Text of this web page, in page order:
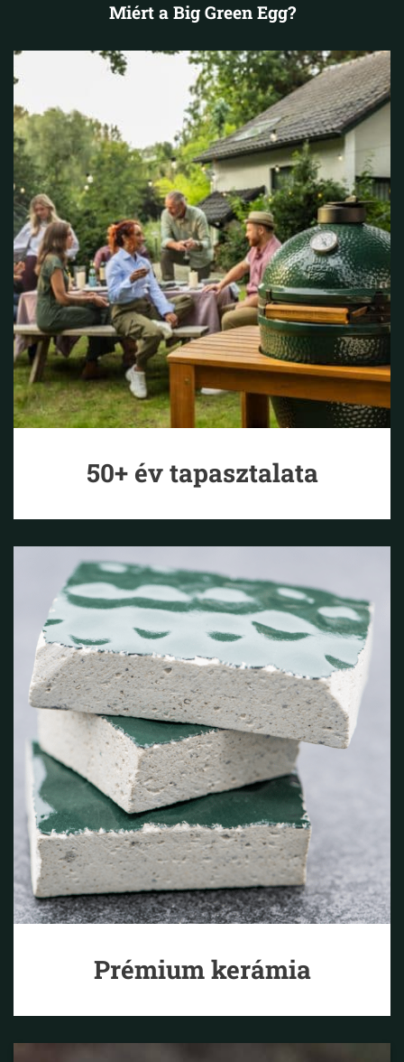
Miért a Big Green Egg?
50+ év tapasztalata
Prémium kerámia